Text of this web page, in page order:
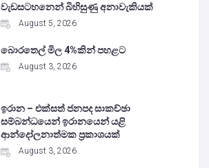
වැඩසටහනෙන් බිහිසුණු අනාවැකියක්
August 5, 2026
බොරතෙල් මිල 4%කින් පහළට
August 3, 2026
ඉරාන – එක්සත් ජනපද සාකච්ඡා
සම්බන්ධයෙන් ඉරානයෙන් යළි
ආන්දෝලනාත්මක ප්‍රකාශයක්
August 3, 2026